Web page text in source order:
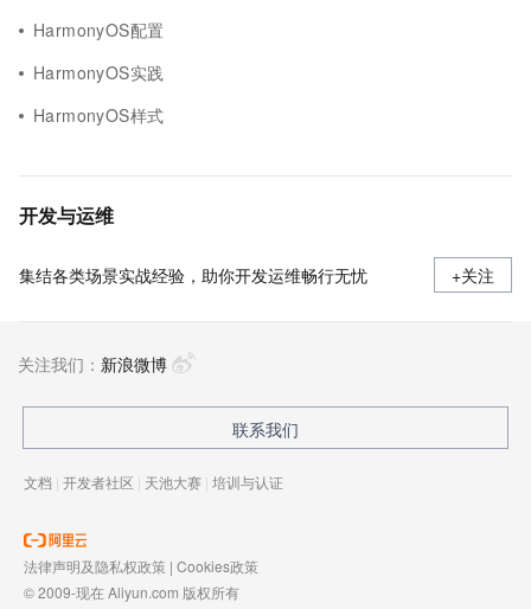
HarmonyOS配置
HarmonyOS实践
HarmonyOS样式
开发与运维
集结各类场景实战经验，助你开发运维畅行无忧 +关注
关注我们： 新浪微博
联系我们
文档 | 开发者社区 | 天池大赛 | 培训与认证
法律声明及隐私权政策 | Cookies政策
© 2009-现在 Aliyun.com 版权所有